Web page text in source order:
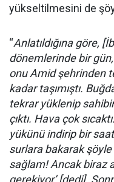
yükseltilmesini de
“Anlatıldığına göre,
dönemlerinde bir
onu Amid şehrinden
kadar taşımıştı.
tekrar yüklenip
çıktı. Hava çok
yükünü indirip bir
surlara bakarak şöyle
sağlam! Ancak biraz
gerekiyor’ [dedi].